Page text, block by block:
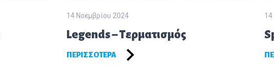
14 Νοεμβρίου 2024
Legends – Τερματισμός
ΠΕΡΙΣΣΌΤΕΡΑ
14